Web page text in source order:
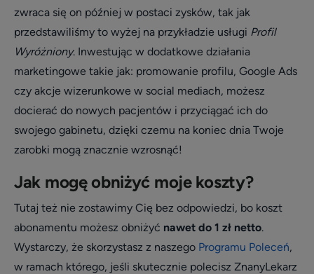
zwraca się on później w postaci zysków, tak jak
przedstawiliśmy to wyżej na przykładzie usługi Profil
Wyróżniony. Inwestując w dodatkowe działania
marketingowe takie jak: promowanie profilu, Google Ads
czy akcje wizerunkowe w social mediach, możesz
docierać do nowych pacjentów i przyciągać ich do
swojego gabinetu, dzięki czemu na koniec dnia Twoje
zarobki mogą znacznie wzrosnąć!
Jak mogę obniżyć moje koszty?
Tutaj też nie zostawimy Cię bez odpowiedzi, bo koszt
abonamentu możesz obniżyć nawet do 1 zł netto.
Wystarczy, że skorzystasz z naszego Programu Poleceń,
w ramach którego, jeśli skutecznie polecisz ZnanyLekarz